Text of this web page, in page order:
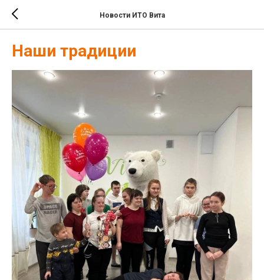
Новости ИТО Вита
Наши традиции